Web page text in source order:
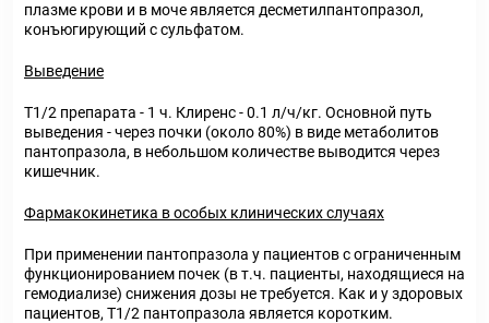
плазме крови и в моче является десметилпантопразол,
конъюгирующий с сульфатом.
Выведение
T1/2 препарата - 1 ч. Клиренс - 0.1 л/ч/кг. Основной путь
выведения - через почки (около 80%) в виде метаболитов
пантопразола, в небольшом количестве выводится через
кишечник.
Фармакокинетика в особых клинических случаях
При применении пантопразола у пациентов с ограниченным
функционированием почек (в т.ч. пациенты, находящиеся на
гемодиализе) снижения дозы не требуется. Как и у здоровых
пациентов, T1/2 пантопразола является коротким.